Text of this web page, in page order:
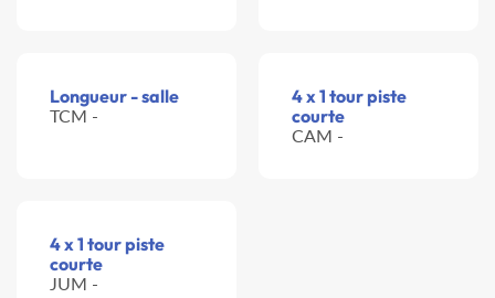
Longueur - salle
TCM -
4 x 1 tour piste
courte
CAM -
4 x 1 tour piste
courte
JUM -